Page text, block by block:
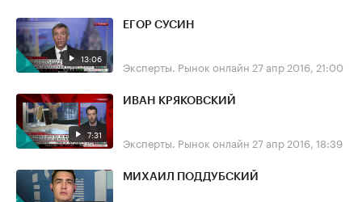
13:06
ЕГОР СУСИН
Эксперты. Рынок онлайн 27 апр 2016, 21:00
7:31
ИВАН КРЯКОВСКИЙ
Эксперты. Рынок онлайн 27 апр 2016, 18:39
МИХАИЛ ПОДДУБСКИЙ